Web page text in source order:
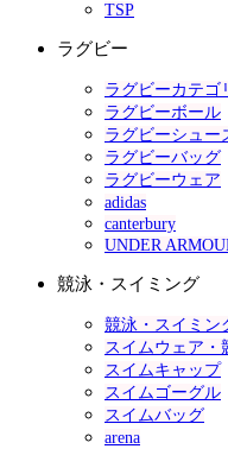
TSP
ラグビー
ラグビーカテゴ
ラグビーボール
ラグビーシュー
ラグビーバッグ
ラグビーウェア
adidas
canterbury
UNDER
競泳・スイミング
競泳・スイミン
スイムウェア・
スイムキャップ
スイムゴーグル
スイムバッグ
arena